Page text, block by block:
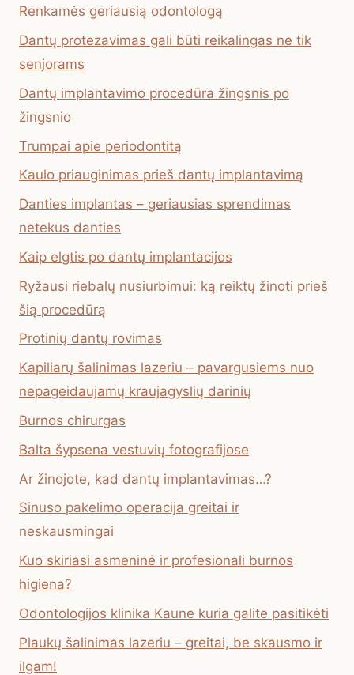
Renkamės geriausią odontologą
Dantų protezavimas gali būti reikalingas ne tik
senjorams
Dantų implantavimo procedūra žingsnis po
žingsnio
Trumpai apie periodontitą
Kaulo priauginimas prieš dantų implantavimą
Danties implantas – geriausias sprendimas
netekus danties
Kaip elgtis po dantų implantacijos
Ryžausi riebalų nusiurbimui: ką reiktų žinoti prieš
šią procedūrą
Protinių dantų rovimas
Kapiliarų šalinimas lazeriu – pavargusiems nuo
nepageidaujamų kraujagyslių darinių
Burnos chirurgas
Balta šypsena vestuvių fotografijose
Ar žinojote, kad dantų implantavimas…?
Sinuso pakelimo operacija greitai ir
neskausmingai
Kuo skiriasi asmeninė ir profesionali burnos
higiena?
Odontologijos klinika Kaune kuria galite pasitikėti
Plaukų šalinimas lazeriu – greitai, be skausmo ir
ilgam!